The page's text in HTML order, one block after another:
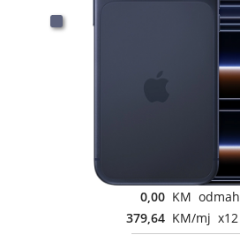
0,00 KM odmah
379,64 KM/mj x12